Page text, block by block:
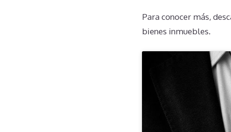
Para conocer más,
bienes inmuebles.